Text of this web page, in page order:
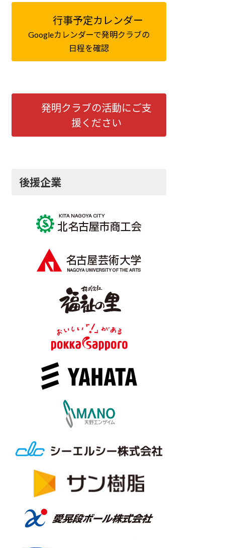
行事予定カレンダー
Googleカレンダーで発明クラブの
日程を確認
発明クラブの活動にご支
援ください
後援企業